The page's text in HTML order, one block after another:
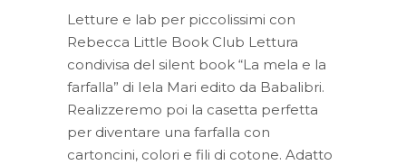
Letture e lab per piccolissimi con
Rebecca Little Book Club Lettura
condivisa del silent book “La mela e la
farfalla” di Iela Mari edito da Babalibri.
Realizzeremo poi la casetta perfetta
per diventare una farfalla con
cartoncini, colori e fili di cotone. Adatto